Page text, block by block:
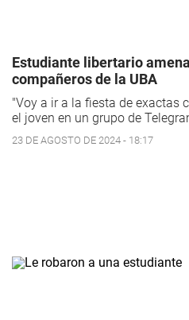
Estudiante libertario
compañeros de la UBA
"Voy a ir a la fiesta de exactas
el joven en un grupo de
23 DE AGOSTO DE 2024 - 18:17